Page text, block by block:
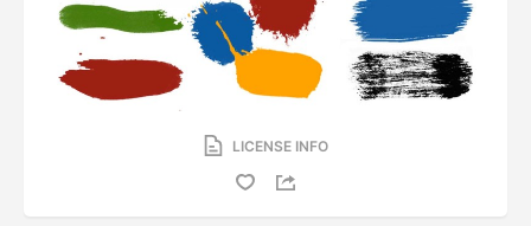
LICENSE INFO